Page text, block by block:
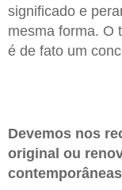
significado e
mesma forma. O
é de fato um
Devemos nos
original ou